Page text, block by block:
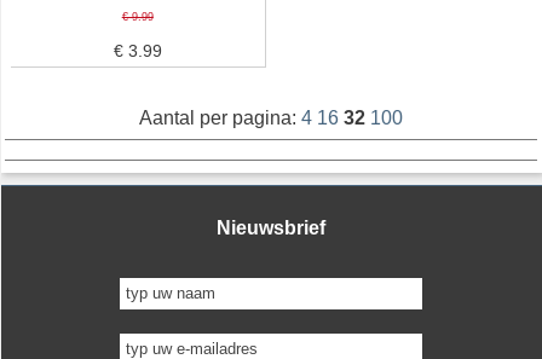
€ 9.99
€ 3.99
Aantal per pagina: 4 16 32 100
Nieuwsbrief